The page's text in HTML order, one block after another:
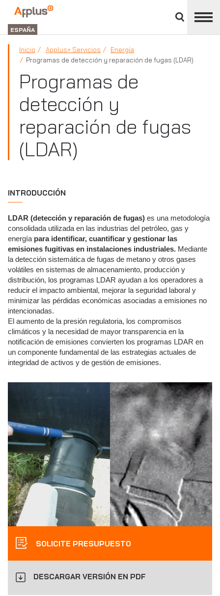
panel
Applus+
GROUP
ESPAÑA
Inicio Applus+ Servicios
Energía
Programas de detección y reparación de fugas (LDAR)
Programas de
detección y
reparación de fugas
(LDAR)
INTRODUCCIÓN
LDAR (detección y reparación de fugas) es una metodología
consolidada utilizada en las industrias del petróleo, gas y
energía para identificar, cuantificar y gestionar las
emisiones fugitivas en instalaciones industriales. Mediante
la detección sistemática de fugas de metano y otros gases
volátiles en sistemas de almacenamiento, producción y
distribución, los programas LDAR ayudan a los operadores a
reducir el impacto ambiental, mejorar la seguridad laboral y
minimizar las pérdidas económicas asociadas a emisiones no
intencionadas.
El aumento de la presión regulatoria, los compromisos
climáticos y la necesidad de mayor transparencia en la
notificación de emisiones convierten los programas LDAR en
un componente fundamental de las estrategias actuales de
integridad de activos y de gestión de emisiones.
SOLICITE PRESUPUESTO
DESCARGAR VERSIÓN EN PDF